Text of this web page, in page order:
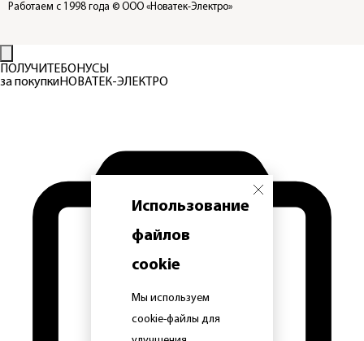
Работаем с 1998 года © ООО «Новатек-Электро»
Использование
файлов
cookie
Мы используем
cookie-файлы для
ПОЛУЧИТЕБОНУСЫ
за покупкиНОВАТЕК-ЭЛЕКТРО